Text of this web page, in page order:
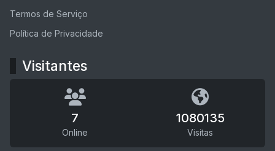
Termos de Serviço
Política de Privacidade
Visitantes
7
Online
1080135
Visitas